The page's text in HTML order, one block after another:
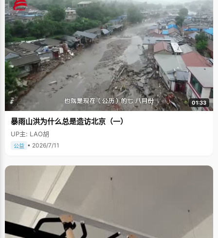
01:33
暴雨山洪为什么总是造访北京（一）
UP主: LAO胡
公益 • 2026/7/11